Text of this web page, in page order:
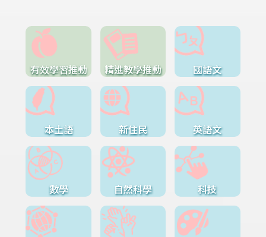
有效學習推動 精進教學推動 國語文
本土語 新住民 英語文
數學 自然科學 科技